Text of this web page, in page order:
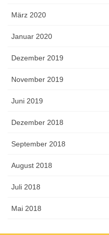
März 2020
Januar 2020
Dezember 2019
November 2019
Juni 2019
Dezember 2018
September 2018
August 2018
Juli 2018
Mai 2018